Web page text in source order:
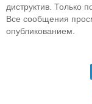
диструктив. Только
Все сообщения
опубликованием.